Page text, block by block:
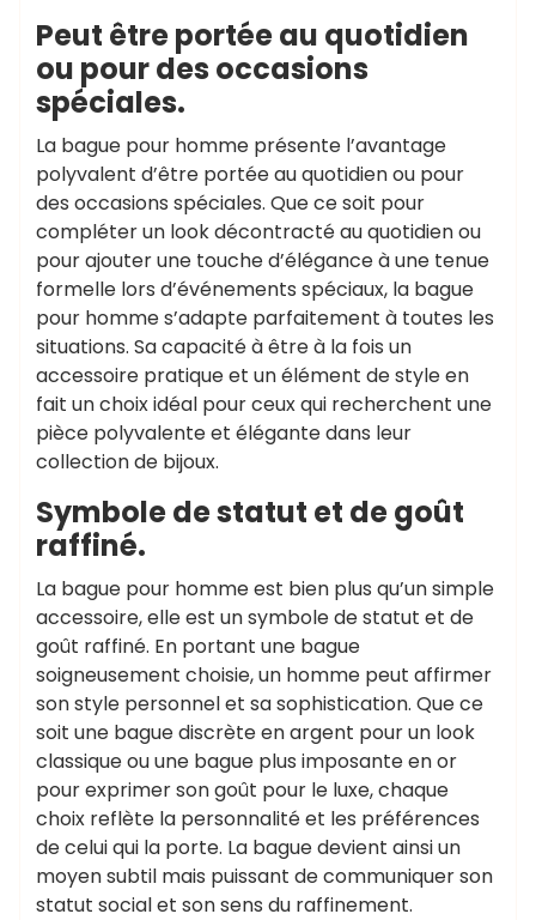
Peut être portée au quotidien
ou pour des occasions
spéciales.
La bague pour homme présente l’avantage
polyvalent d’être portée au quotidien ou pour
des occasions spéciales. Que ce soit pour
compléter un look décontracté au quotidien ou
pour ajouter une touche d’élégance à une tenue
formelle lors d’événements spéciaux, la bague
pour homme s’adapte parfaitement à toutes les
situations. Sa capacité à être à la fois un
accessoire pratique et un élément de style en
fait un choix idéal pour ceux qui recherchent une
pièce polyvalente et élégante dans leur
collection de bijoux.
Symbole de statut et de goût
raffiné.
La bague pour homme est bien plus qu’un simple
accessoire, elle est un symbole de statut et de
goût raffiné. En portant une bague
soigneusement choisie, un homme peut affirmer
son style personnel et sa sophistication. Que ce
soit une bague discrète en argent pour un look
classique ou une bague plus imposante en or
pour exprimer son goût pour le luxe, chaque
choix reflète la personnalité et les préférences
de celui qui la porte. La bague devient ainsi un
moyen subtil mais puissant de communiquer son
statut social et son sens du raffinement.